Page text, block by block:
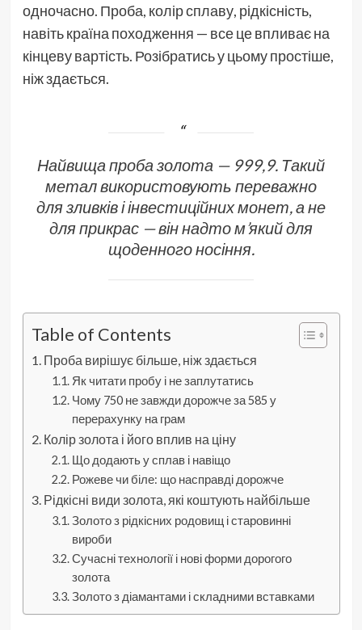
одночасно. Проба, колір сплаву, рідкісність,
навіть країна походження — все це впливає на
кінцеву вартість. Розібратись у цьому простіше,
ніж здається.
Найвища проба золота — 999,9. Такий
метал використовують переважно
для зливків і інвестиційних монет, а не
для прикрас — він надто м’який для
щоденного носіння.
Table of Contents
Проба вирішує більше, ніж здається
Як читати пробу і не заплутатись
Чому 750 не завжди дорожче за 585 у
перерахунку на грам
Колір золота і його вплив на ціну
Що додають у сплав і навіщо
Рожеве чи біле: що насправді дорожче
Рідкісні види золота, які коштують найбільше
Золото з рідкісних родовищ і старовинні
вироби
Сучасні технології і нові форми дорогого
золота
Золото з діамантами і складними вставками